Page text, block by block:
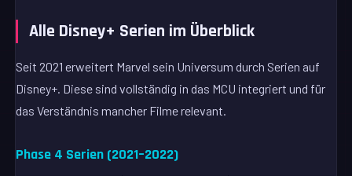
Alle Disney+ Serien im Überblick
Seit 2021 erweitert Marvel sein Universum durch Serien auf
Disney+. Diese sind vollständig in das MCU integriert und für
das Verständnis mancher Filme relevant.
Phase 4 Serien (2021–2022)